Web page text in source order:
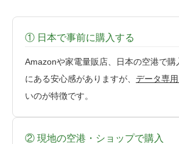
① 日本で事前に購入する
Amazonや家電量販店、日本の空港で購
にある安心感がありますが、 データ専用
いのが特徴です。
② 現地の空港・ショップで購入